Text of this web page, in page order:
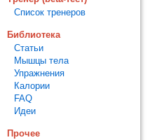
Список тренеров
Библиотека
Статьи
Мышцы тела
Упражнения
Калории
FAQ
Идеи
Прочее